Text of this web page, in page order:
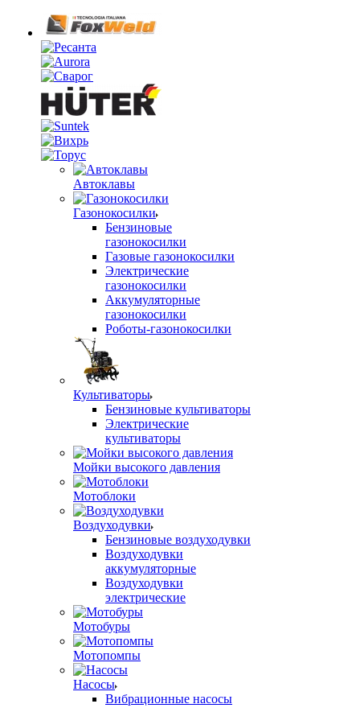
Автоклавы
Газонокосилки
Бензиновые
газонокосилки
Газовые газонокосилки
Электрические
газонокосилки
Аккумуляторные
газонокосилки
Роботы-газонокосилки
Культиваторы
Бензиновые культиваторы
Электрические
культиваторы
Мойки высокого давления
Мотоблоки
Воздуходувки
Бензиновые воздуходувки
Воздуходувки
аккумуляторные
Воздуходувки
электрические
Мотобуры
Мотопомпы
Насосы
Вибрационные насосы